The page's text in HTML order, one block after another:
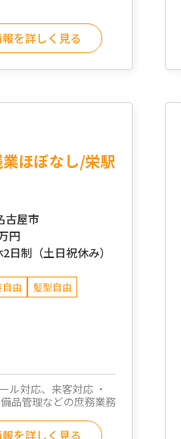
を詳しく見る
ほぼなし/栄駅
古屋市
円
日制（土日祝休み）
由 髪型自由
ル対応、来客対応 ・
品管理などの庶務業務
を詳しく見る